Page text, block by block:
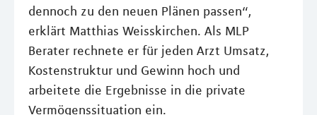
dennoch zu den neuen Plänen passen“,
erklärt Matthias Weisskirchen. Als MLP
Berater rechnete er für jeden Arzt Umsatz,
Kostenstruktur und Gewinn hoch und
arbeitete die Ergebnisse in die private
Vermögenssituation ein.